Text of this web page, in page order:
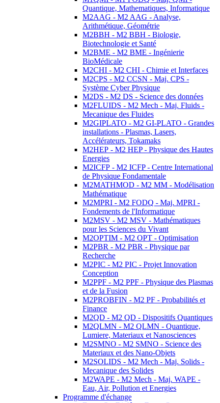
Quantique, Mathematiques, Informatique
M2AAG - M2 AAG - Analyse,
Arithmétique, Géométrie
M2BBH - M2 BBH - Biologie,
Biotechnologie et Santé
M2BME - M2 BME - Ingénierie
BioMédicale
M2CHI - M2 CHI - Chimie et Interfaces
M2CPS - M2 CCSN - Maj. CPS -
Système Cyber Physique
M2DS - M2 DS - Science des données
M2FLUIDS - M2 Mech - Maj. Fluids -
Mecanique des Fluides
M2GIPLATO - M2 GI-PLATO - Grandes
installations - Plasmas, Lasers,
Accélérateurs, Tokamaks
M2HEP - M2 HEP - Physique des Hautes
Energies
M2ICFP - M2 ICFP - Centre International
de Physique Fondamentale
M2MATHMOD - M2 MM - Modélisation
Mathématique
M2MPRI - M2 FODQ - Maj. MPRI -
Fondements de l'Informatique
M2MSV - M2 MSV - Mathématiques
pour les Sciences du Vivant
M2OPTIM - M2 OPT - Optimisation
M2PBR - M2 PBR - Physique par
Recherche
M2PIC - M2 PIC - Projet Innovation
Conception
M2PPF - M2 PPF - Physique des Plasmas
et de la Fusion
M2PROBFIN - M2 PF - Probabilités et
Finance
M2QD - M2 QD - Dispositifs Quantiques
M2QLMN - M2 QLMN - Quantique,
Lumiere, Materiaux et Nanosciences
M2SMNO - M2 SMNO - Science des
Materiaux et des Nano-Objets
M2SOLIDS - M2 Mech - Maj. Solids -
Mecanique des Solides
M2WAPE - M2 Mech - Maj. WAPE -
Eau, Air, Pollution et Energies
Programme d'échange